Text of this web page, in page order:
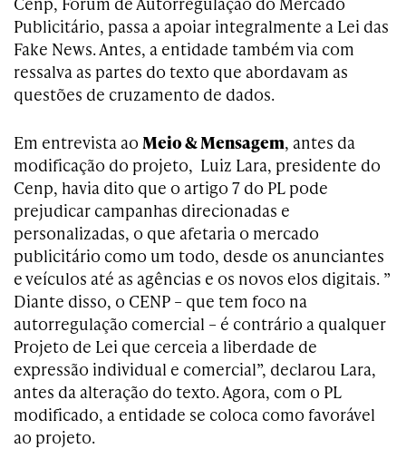
Publicitário, passa a apoiar integralmente a Lei das
Fake News. Antes, a entidade também via com
ressalva as partes do texto que abordavam as
questões de cruzamento de dados.
Em entrevista ao Meio & Mensagem, antes da
modificação do projeto, Luiz Lara, presidente do
Cenp, havia dito que o artigo 7 do PL pode
prejudicar campanhas direcionadas e
personalizadas, o que afetaria o mercado
publicitário como um todo, desde os anunciantes
e veículos até as agências e os novos elos digitais. ”
Diante disso, o CENP – que tem foco na
autorregulação comercial – é contrário a qualquer
Projeto de Lei que cerceia a liberdade de
expressão individual e comercial”, declarou Lara,
antes da alteração do texto. Agora, com o PL
modificado, a entidade se coloca como favorável
ao projeto.